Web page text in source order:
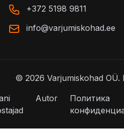
+372 5198 9811
info@varjumiskohad.ee
© 2026 Varjumiskohad OÜ.
Autor
Политика